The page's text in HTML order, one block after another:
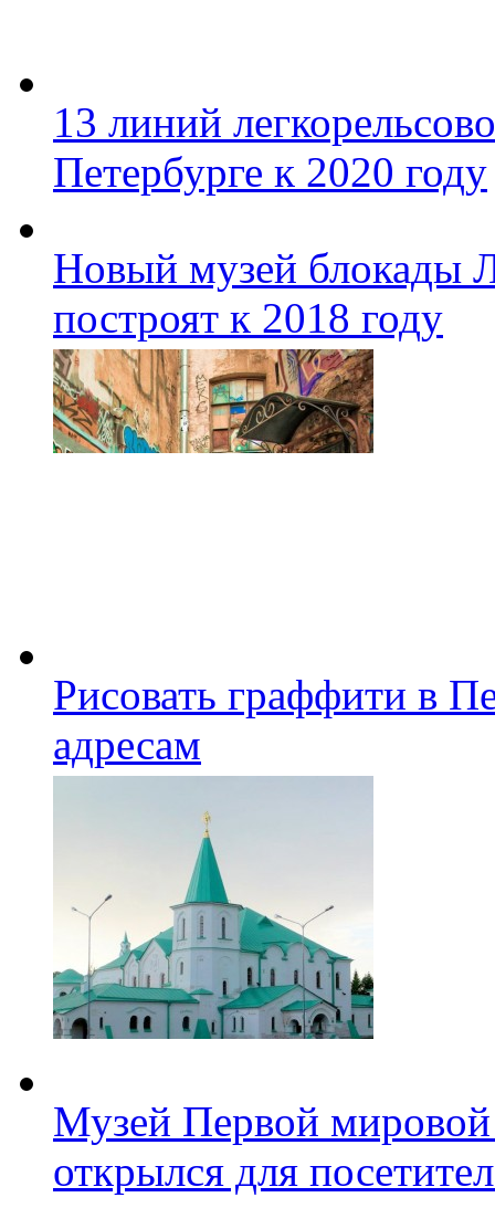
13 линий
Петербурге к 2020 году
Новый музей блокады
построят к 2018 году
Рисовать граффити в
адресам
Музей Первой
открылся для